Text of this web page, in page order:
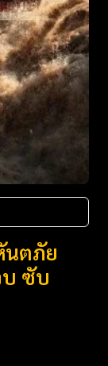
นตภัย
บ ซับ